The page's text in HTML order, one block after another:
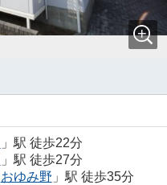
」駅 徒歩22分
」駅 徒歩27分
おゆみ野 」駅 徒歩35分